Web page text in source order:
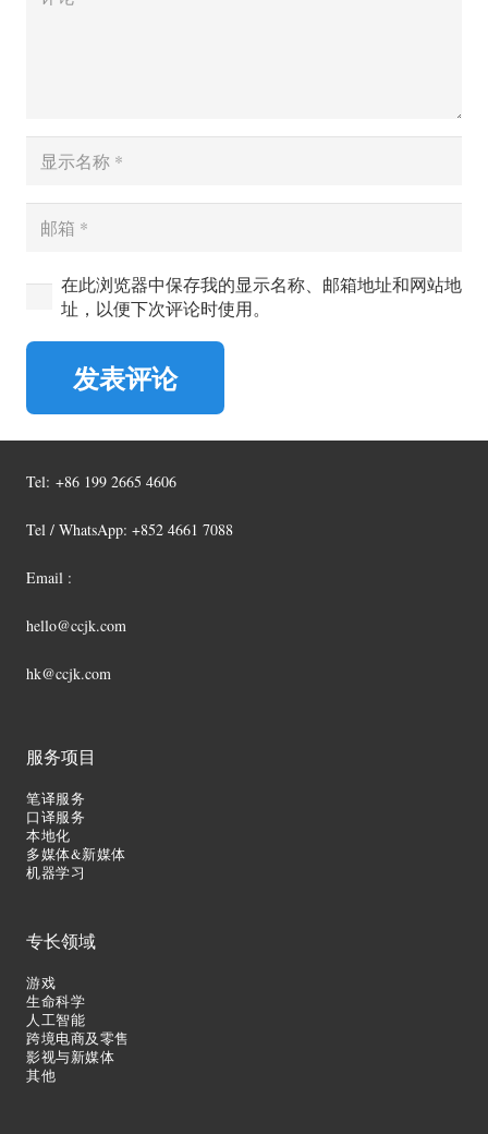
在此浏览器中保存我的显示名称、邮箱地址和网站地
址，以便下次评论时使用。
发表评论
Tel: +86 199 2665 4606
Tel / WhatsApp: +852 4661 7088
Email :
hello@ccjk.com
hk@ccjk.com
服务项目
笔译服务
口译服务
本地化
多媒体&新媒体
机器学习
专长领域
游戏
生命科学
人工智能
跨境电商及零售
影视与新媒体
其他